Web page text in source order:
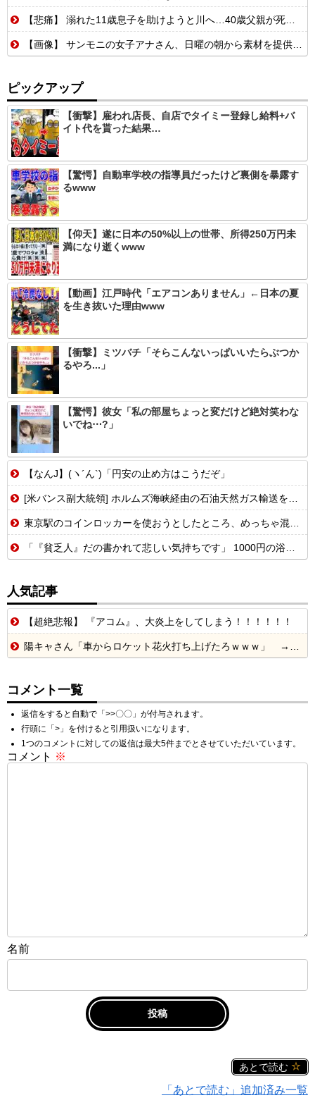
【悲痛】 溺れた11歳息子を助けようと川へ…40歳父親が死亡 息子は母親が救助 愛知
【画像】 サンモニの女子アナさん、日曜の朝から素材を提供してしまう
ピックアップ
【衝撃】雇われ店長、自店でタイミー登録し給料+バ
イト代を貰った結果…
【驚愕】自動車学校の指導員だったけど裏側を暴露す
るwww
【仰天】遂に日本の50%以上の世帯、所得250万円未
満になり逝くwww
【動画】江戸時代「エアコンありません」←日本の夏
を生き抜いた理由www
【衝撃】ミツバチ「そらこんないっぱいいたらぶつか
るやろ...」
【驚愕】彼女「私の部屋ちょっと変だけど絶対笑わな
いでね⋯?」
【なんJ】(ヽ´ん`)「円安の止め方はこうだぞ」
[米バンス副大統領] ホルムズ海峡経由の石油天然ガス輸送を戦闘前の水準に戻す事を表明！
東京駅のコインロッカーを使おうとしたところ、めっちゃ混んでいるなか、鍵が...
「『貧乏人』だの書かれて悲しい気持ちです」 1000円の浴衣を楽しむ和装愛好家 涼やかな着こなしに寄せられた心ない声
人気記事
【超絶悲報】 『アコム』、大炎上をしてしまう！！！！！！
陽キャさん「車からロケット花火打ち上げたろｗｗｗ」 → サンルーフが閉まっていて無事車内に発射
コメント一覧
返信をすると自動で「>>〇〇」が付与されます。
行頭に「>」を付けると引用扱いになります。
1つのコメントに対しての返信は最大5件までとさせていただいています。
コメント ※
名前
あとで読む
「あとで読む」追加済み一覧